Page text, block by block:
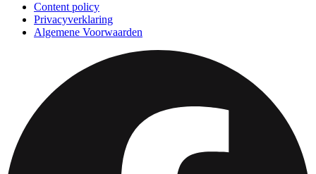
Content policy
Privacyverklaring
Algemene Voorwaarden